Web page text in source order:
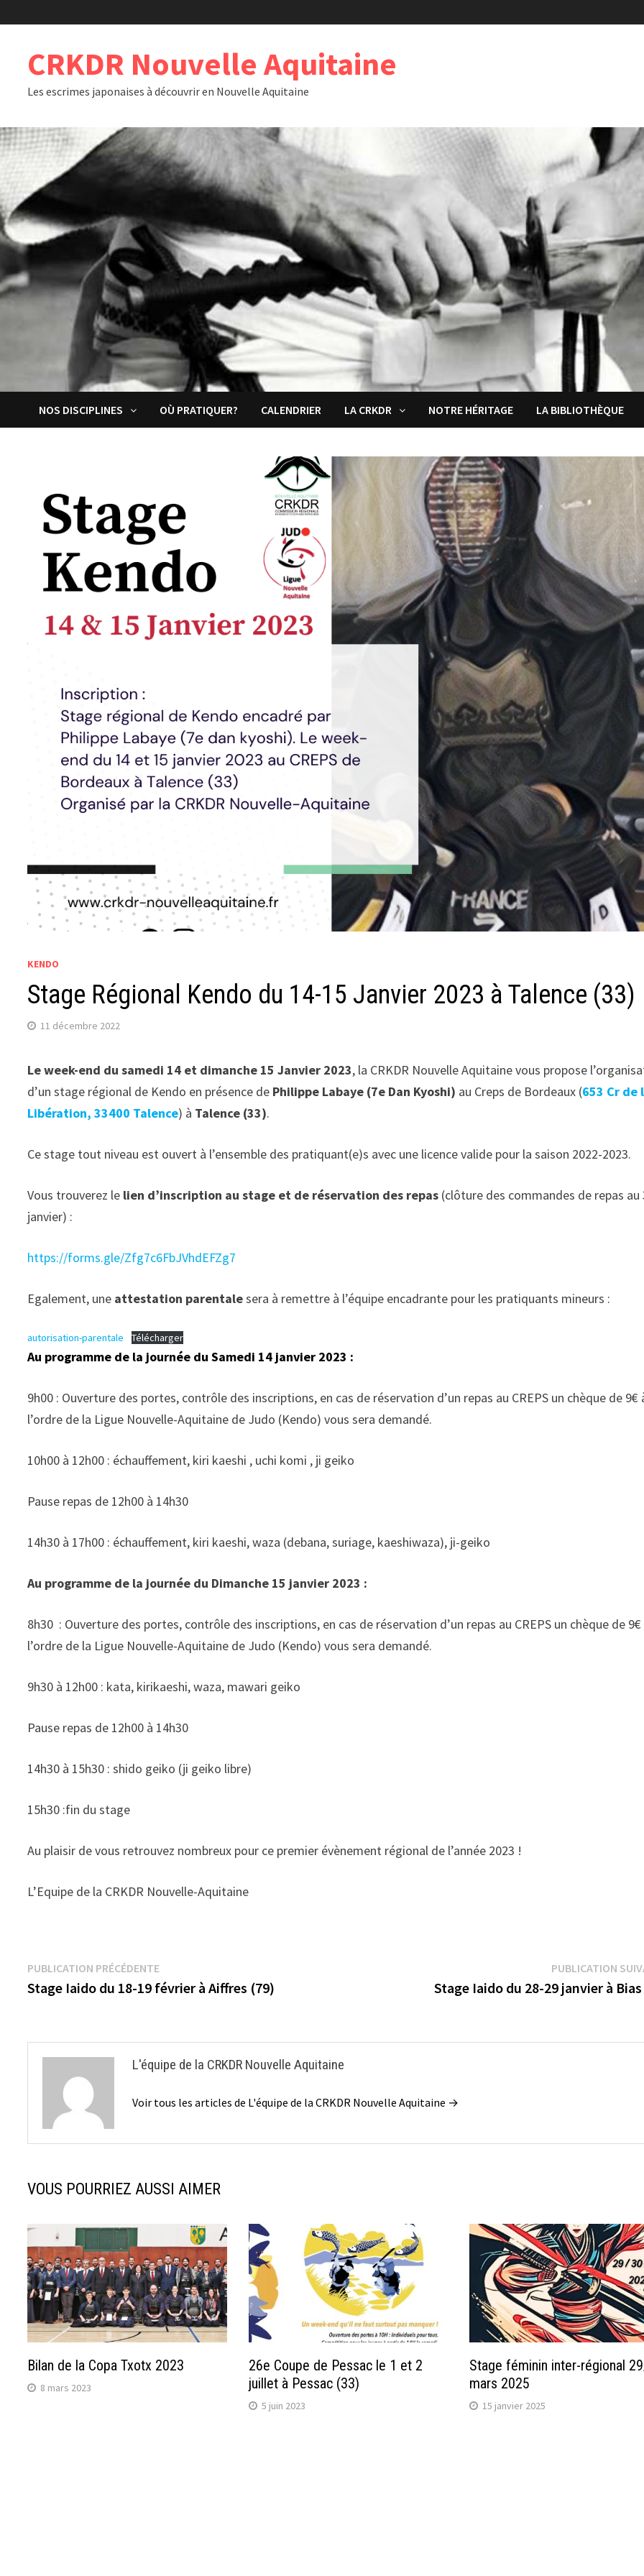
au
CRKDR Nouvelle Aquitaine
Les escrimes japonaises à découvrir en Nouvelle Aquitaine
NOS DISCIPLINES OÙ PRATIQUER? CALENDRIER LA CRKDR NOTRE HÉRITAGE LA BIBLIOTHÈQUE
KENDO
Stage Régional Kendo du 14-15 Janvier 2023 à Talence (33)
11 décembre 2022
Le week-end du samedi 14 et dimanche 15 Janvier 2023, la CRKDR Nouvelle Aquitaine vous propose
d’un stage régional de Kendo en présence de Philippe Labaye (7e Dan Kyoshi) au Creps de Bordeaux (653 Cr de
Libération, 33400 Talence) à Talence (33).
Ce stage tout niveau est ouvert à l’ensemble des pratiquant(e)s avec une licence valide pour la saison 2022-2023.
Vous trouverez le lien d’inscription au stage et de réservation des repas (clôture des commandes de repas au
janvier) :
https://forms.gle/Zfg7c6FbJVhdEFZg7
Egalement, une attestation parentalesera à remettre à l’équipe encadrante pour les pratiquants mineurs :
autorisation-parentale Télécharger
Au programme de la journée du Samedi 14 janvier 2023 :
9h00 : Ouverture des portes, contrôle des inscriptions, en cas de réservation d’un repas au CREPS un chèque de 9€
l’ordre de la Ligue Nouvelle-Aquitaine de Judo (Kendo) vous sera demandé.
10h00 à 12h00 : échauffement, kiri kaeshi , uchi komi , ji geiko
Pause repas de 12h00 à 14h30
14h30 à 17h00 : échauffement, kiri kaeshi, waza (debana, suriage, kaeshiwaza), ji-geiko
Au programme de la journée du Dimanche 15 janvier 2023 :
8h30 : Ouverture des portes, contrôle des inscriptions, en cas de réservation d’un repas au CREPS un chèque de 9€
l’ordre de la Ligue Nouvelle-Aquitaine de Judo (Kendo) vous sera demandé.
9h30 à 12h00 : kata, kirikaeshi, waza, mawari geiko
Pause repas de 12h00 à 14h30
14h30 à 15h30 : shido geiko (ji geiko libre)
15h30 :fin du stage
Au plaisir de vous retrouvez nombreux pour ce premier évènement régional de l’année 2023 !
L’Equipe de la CRKDR Nouvelle-Aquitaine
Navigation
de
PUBLICATION PRÉCÉDENTEPublication
précédente :
Stage Iaido du 18-19 février à Aiffres (79)
PUBLICATION
Stage Iaido du 28-29 janvier à
L'équipe de la CRKDR Nouvelle Aquitaine
Voir tous les articles de L'équipe de la CRKDR Nouvelle Aquitaine →
VOUS POURRIEZ AUSSI AIMER
Bilan de la Copa Txotx 2023
8 mars 2023
26e Coupe de Pessac le 1 et 2
juillet à Pessac (33)
5 juin 2023
Stage féminin inter-régional
mars 2025
15 janvier 2025